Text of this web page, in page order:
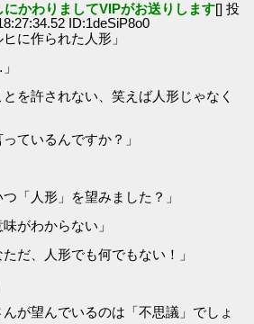
にかわりましてVIPがお送りします[] 投
ID:1deSiP8o0
に作られた人形」
を許されない、笑えば人形じゃなく
ているんですか？」
「人形」を望みました？」
がわからない」
だ、人形でも何でもない！」
が望んでいるのは「不思議」でしょ